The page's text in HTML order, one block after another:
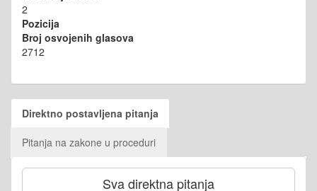
2
Pozicija
Broj osvojenih glasova
2712
Direktno postavljena pitanja
Pitanja na zakone u proceduri
Sva direktna pitanja